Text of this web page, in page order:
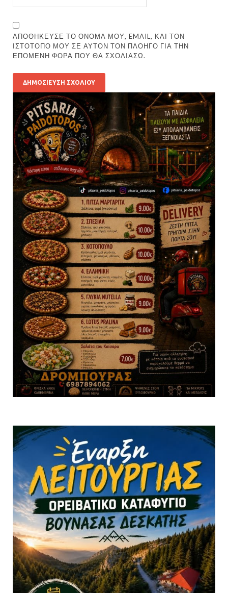
ΑΠΟΘΉΚΕΥΣΕ ΤΟ ΌΝΟΜΆ ΜΟΥ, EMAIL, ΚΑΙ ΤΟΝ
ΙΣΤΌΤΟΠΟ ΜΟΥ ΣΕ ΑΥΤΌΝ ΤΟΝ ΠΛΟΗΓΌ ΓΙΑ ΤΗΝ
ΕΠΌΜΕΝΗ ΦΟΡΆ ΠΟΥ ΘΑ ΣΧΟΛΙΆΣΩ.